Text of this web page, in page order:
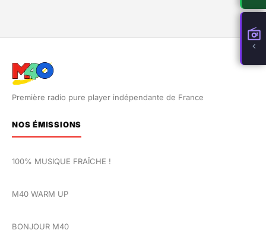
Première radio pure player indépendante de France
NOS ÉMISSIONS
100% MUSIQUE FRAÎCHE !
M40 WARM UP
BONJOUR M40